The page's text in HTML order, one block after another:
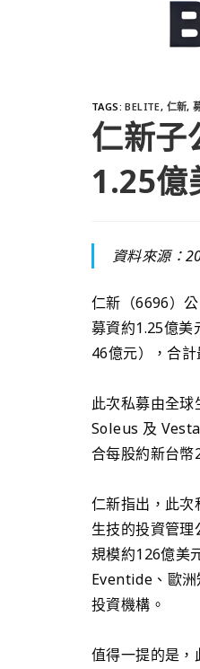
TAGS:BELITE, 仁新,
仁新
1.25億
資料來源：
仁新（6696）
募資約1.25億
46億元），合
此次私募由全
Soleus 及
合每股約新台幣
仁新指出，此
生技的投資管
規模約126億美
Eventide、歐
投資機構。
值得一提的是，